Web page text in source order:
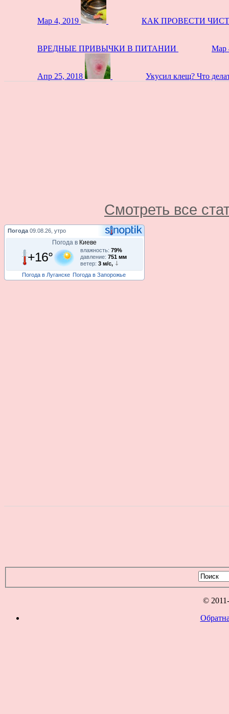
Мар 4, 2019 КАК ПРОВЕСТИ
ВРЕДНЫЕ ПРИВЫЧКИ В ПИТАНИИ Мар
Апр 25, 2018 Укусил клещ? Что
Смотреть все
Погода 09.08.26, утро
Погода в Киеве
+16° влажность: 79%
давление: 751 мм
ветер: 3 м/с,
Погода в Луганске Погода в Запорожье
©